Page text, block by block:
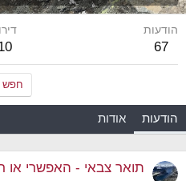
הודעות
67
חפש
הודעות אודות
תואר צבאי - האפשרי או